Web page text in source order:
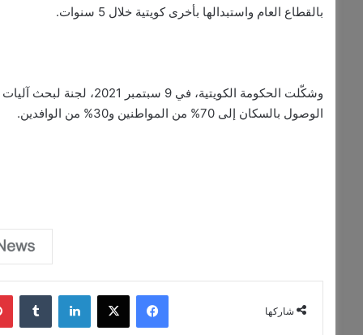
بالقطاع العام واستبدالها بأخرى كويتية خلال 5 سنوات.
وشكّلت الحكومة الكويتية،
الوصول بالسكان إلى 70% من المواطنين و30% من الوافدين.
شاركها
فيسبوك ‫X لينكدإن ‏Tumblr